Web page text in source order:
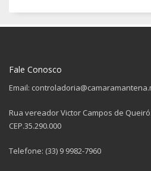
Fale Conosco
Email:
Rua vereador Victor Campos de
CEP.35.290.000
Telefone: (33) 9 9982-7960